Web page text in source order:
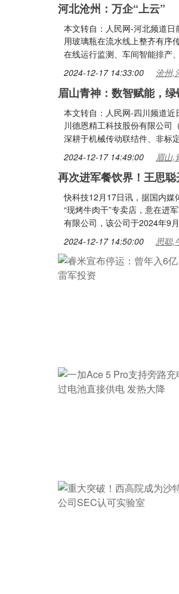
河北沧州：万企“上云”
本文转自：人民网-河北频道
用玻璃瓶在流水线上整齐有序
在线运行监测、车间智能排产
2024-12-17 14:33:00 沧州,
眉山青神：数智赋能，
本文转自：人民网-四川频道
川德恩精工科技股份有限公司
深耕于机械传动联结件、非标
2024-12-17 14:49:00 眉山,
再次进军餐饮界！王思
快科技12月17日讯，据国内媒
“现烤牛肉干”专卖店，意在进
有限公司，该公司于2024年9
2024-12-17 14:50:00 思聪,